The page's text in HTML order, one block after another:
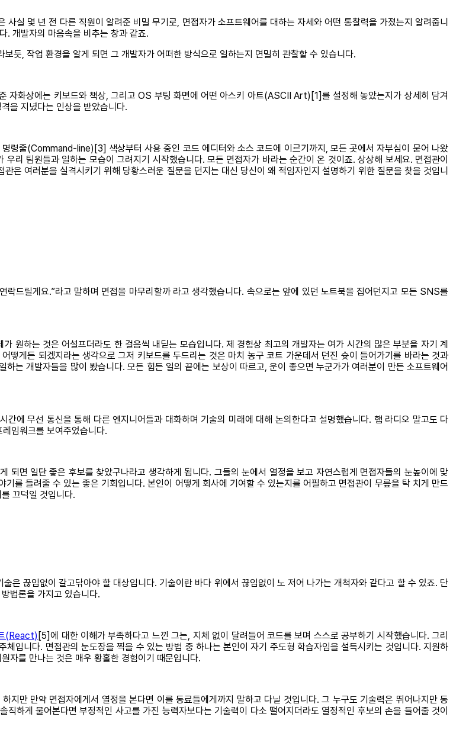
실 몇 년 전 다른 직원이 알려준 비밀 무기로, 면접자가 소프트웨어를 대하는 자세와 어떤 통찰력을 가졌는지 알려줍니
. 개발자의 마음속을 비추는 창과 같죠.
듯, 작업 환경을 알게 되면 그 개발자가 어떠한 방식으로 일하는지 면밀히 관찰할 수 있습니다.
자화상에는 키보드와 책상, 그리고 OS 부팅 화면에 어떤 아스키 아트(ASCII Art)[1]를 설정해 놓았는지가 상세히 담겨
을 지녔다는 인상을 받았습니다.
령줄(Command-line)[3] 색상부터 사용 중인 코드 에디터와 소스 코드에 이르기까지, 모든 곳에서 자부심이 묻어 나왔
리 팀원들과 일하는 모습이 그려지기 시작했습니다. 모든 면접자가 바라는 순간이 온 것이죠. 상상해 보세요. 면접관이
은 여러분을 실격시키기 위해 당황스러운 질문을 던지는 대신 당신이 왜 적임자인지 설명하기 위한 질문을 찾을 것입니
드릴게요.”라고 말하며 면접을 마무리할까 라고 생각했습니다. 속으로는 앞에 있던 노트북을 집어던지고 모든 SNS를
원하는 것은 어설프더라도 한 걸음씩 내딛는 모습입니다. 제 경험상 최고의 개발자는 여가 시간의 많은 부분을 자기 계
떻게든 되겠지라는 생각으로 그저 키보드를 두드리는 것은 마치 농구 코트 가운데서 던진 슛이 들어가기를 바라는 것과
는 개발자들을 많이 봤습니다. 모든 힘든 일의 끝에는 보상이 따르고, 운이 좋으면 누군가가 여러분이 만든 소프트웨어
간에 무선 통신을 통해 다른 엔지니어들과 대화하며 기술의 미래에 대해 논의한다고 설명했습니다. 햄 라디오 말고도 다
임워크를 보여주었습니다.
되면 일단 좋은 후보를 찾았구나라고 생각하게 됩니다. 그들의 눈에서 열정을 보고 자연스럽게 면접자들의 눈높이에 맞
를 들려줄 수 있는 좋은 기회입니다. 본인이 어떻게 회사에 기여할 수 있는지를 어필하고 면접관이 무릎을 탁 치게 만드
끄덕일 것입니다.
은 끊임없이 갈고닦아야 할 대상입니다. 기술이란 바다 위에서 끊임없이 노 저어 나가는 개척자와 같다고 할 수 있죠. 단
법론을 가지고 있습니다.
(React) [5]에 대한 이해가 부족하다고 느낀 그는, 지체 없이 달려들어 코드를 보며 스스로 공부하기 시작했습니다. 그리
입니다. 면접관의 눈도장을 찍을 수 있는 방법 중 하나는 본인이 자기 주도형 학습자임을 설득시키는 것입니다. 지원하
자를 만나는 것은 매우 황홀한 경험이기 때문입니다.
지만 만약 면접자에게서 열정을 본다면 이를 동료들에게까지 말하고 다닐 것입니다. 그 누구도 기술력은 뛰어나지만 동
하게 물어본다면 부정적인 사고를 가진 능력자보다는 기술력이 다소 떨어지더라도 열정적인 후보의 손을 들어줄 것이